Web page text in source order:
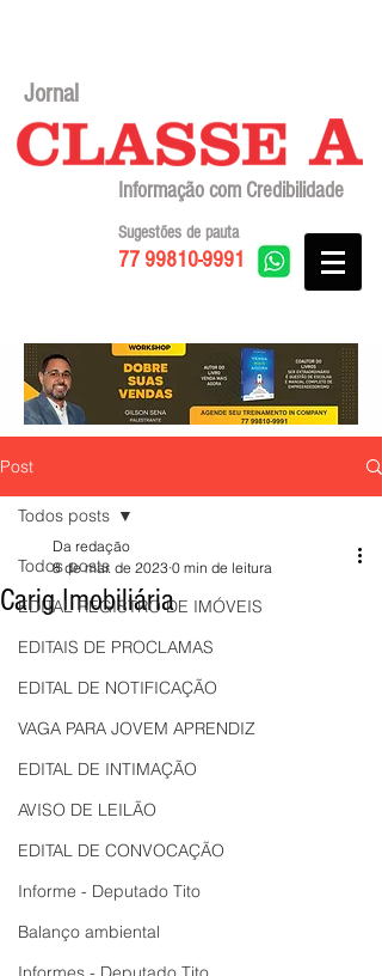
Jornal
Informação com Credibilidade
77 99810-9991
Sugestões de pauta
Post
Todos posts
EDITAL REGISTRO DE IMÓVEIS
EDITAIS DE PROCLAMAS
EDITAL DE NOTIFICAÇÃO
VAGA PARA JOVEM APRENDIZ
EDITAL DE INTIMAÇÃO
AVISO DE LEILÃO
EDITAL DE CONVOCAÇÃO
Informe - Deputado Tito
Balanço ambiental
Todos posts
Carig Imobiliária
Da redação
8 de mar. de 2023 0 min de leitura